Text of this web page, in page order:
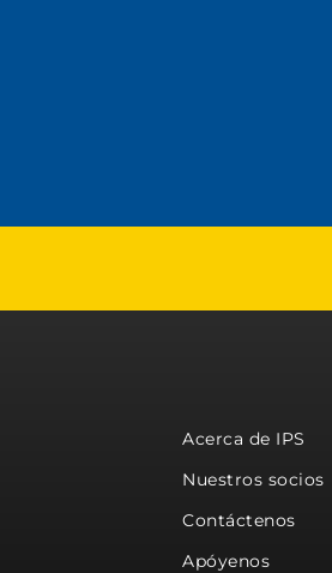
Acerca de IPS
Nuestros socios
Contáctenos
Apóyenos